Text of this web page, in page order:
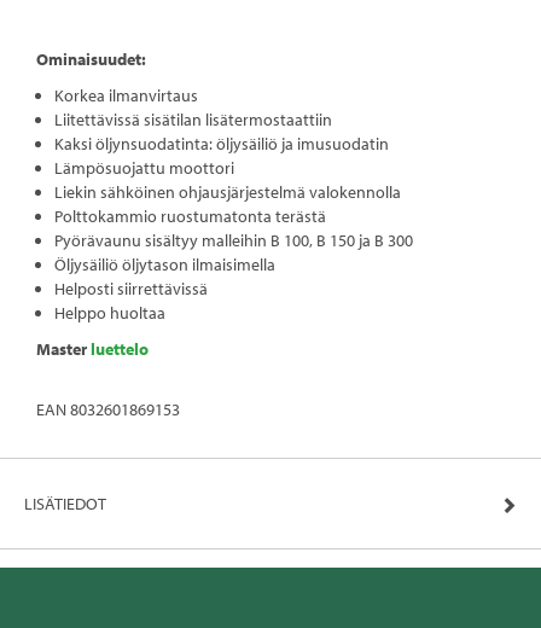
Ominaisuudet:
Korkea ilmanvirtaus
Liitettävissä sisätilan lisätermostaattiin
Kaksi öljynsuodatinta: öljysäiliö ja imusuodatin
Lämpösuojattu moottori
Liekin sähköinen ohjausjärjestelmä valokennolla
Polttokammio ruostumatonta terästä
Pyörävaunu sisältyy malleihin B 100, B 150 ja B 300
Öljysäiliö öljytason ilmaisimella
Helposti siirrettävissä
Helppo huoltaa
Masterluettelo
EAN 8032601869153
LISÄTIEDOT